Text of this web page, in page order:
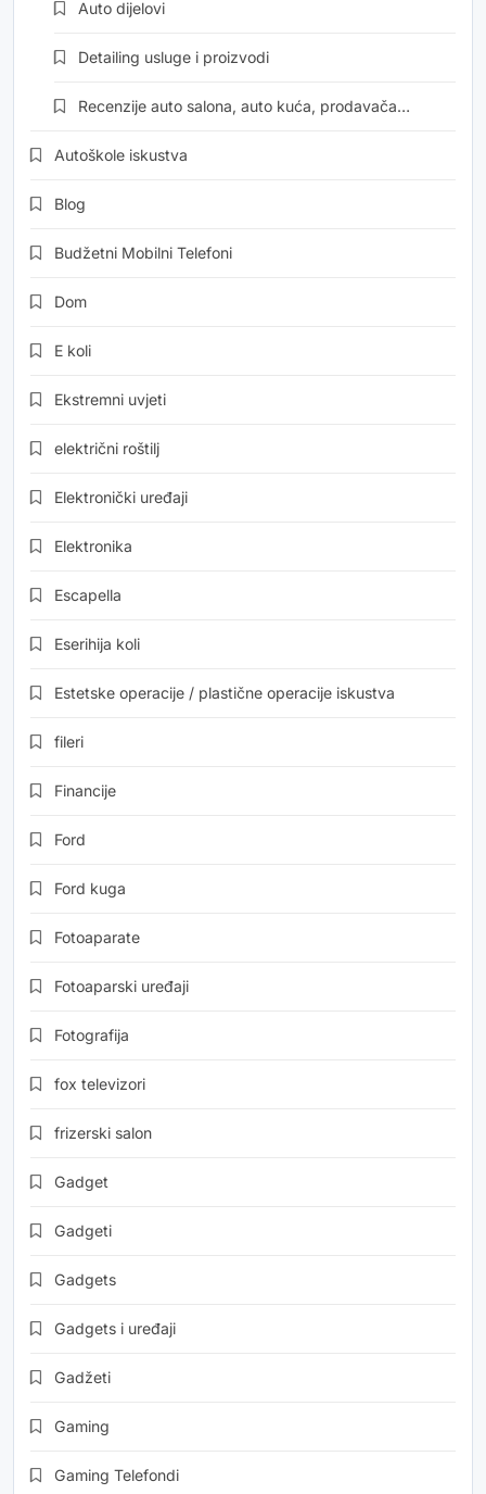
Auto dijelovi
Detailing usluge i proizvodi
Recenzije auto salona, auto kuća, prodavača…
Autoškole iskustva
Blog
Budžetni Mobilni Telefoni
Dom
E koli
Ekstremni uvjeti
električni roštilj
Elektronički uređaji
Elektronika
Escapella
Eserihija koli
Estetske operacije / plastične operacije iskustva
fileri
Financije
Ford
Ford kuga
Fotoaparate
Fotoaparski uređaji
Fotografija
fox televizori
frizerski salon
Gadget
Gadgeti
Gadgets
Gadgets i uređaji
Gadžeti
Gaming
Gaming Telefondi